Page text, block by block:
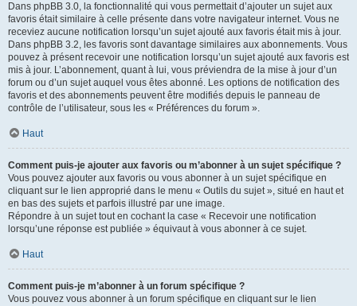
Dans phpBB 3.0, la fonctionnalité qui vous permettait d’ajouter un sujet aux
favoris était similaire à celle présente dans votre navigateur internet. Vous ne
receviez aucune notification lorsqu’un sujet ajouté aux favoris était mis à jour.
Dans phpBB 3.2, les favoris sont davantage similaires aux abonnements. Vous
pouvez à présent recevoir une notification lorsqu’un sujet ajouté aux favoris est
mis à jour. L’abonnement, quant à lui, vous préviendra de la mise à jour d’un
forum ou d’un sujet auquel vous êtes abonné. Les options de notification des
favoris et des abonnements peuvent être modifiés depuis le panneau de
contrôle de l’utilisateur, sous les « Préférences du forum ».
Haut
Comment puis-je ajouter aux favoris ou m’abonner à un sujet spécifique ?
Vous pouvez ajouter aux favoris ou vous abonner à un sujet spécifique en
cliquant sur le lien approprié dans le menu « Outils du sujet », situé en haut et
en bas des sujets et parfois illustré par une image.
Répondre à un sujet tout en cochant la case « Recevoir une notification
lorsqu’une réponse est publiée » équivaut à vous abonner à ce sujet.
Haut
Comment puis-je m’abonner à un forum spécifique ?
Vous pouvez vous abonner à un forum spécifique en cliquant sur le lien